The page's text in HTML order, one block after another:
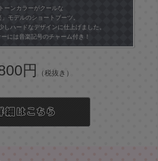
ーンカラーがクールな
」モデルのショートブーツ。
しハードなデザインに仕上げました。
には音楽記号のチャーム付き！
円 （税抜き）